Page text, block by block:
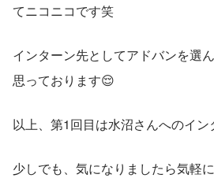
てニコニコです笑
インターン先としてアドバンを選
思っております😌
以上、第1回目は水沼さんへのイン
少しでも、気になりましたら気軽